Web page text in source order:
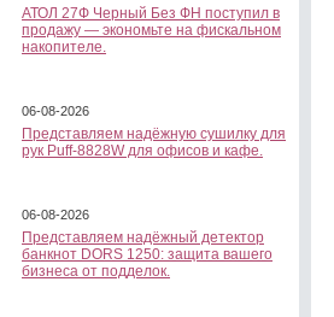
АТОЛ 27Ф Черный Без ФН поступил в
продажу — экономьте на фискальном
накопителе.
06-08-2026
Представляем надёжную сушилку для
рук Puff-8828W для офисов и кафе.
06-08-2026
Представляем надёжный детектор
банкнот DORS 1250: защита вашего
бизнеса от подделок.